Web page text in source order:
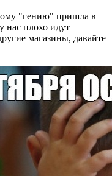
"гению" пришла в
нас плохо идут
магазины, давайте